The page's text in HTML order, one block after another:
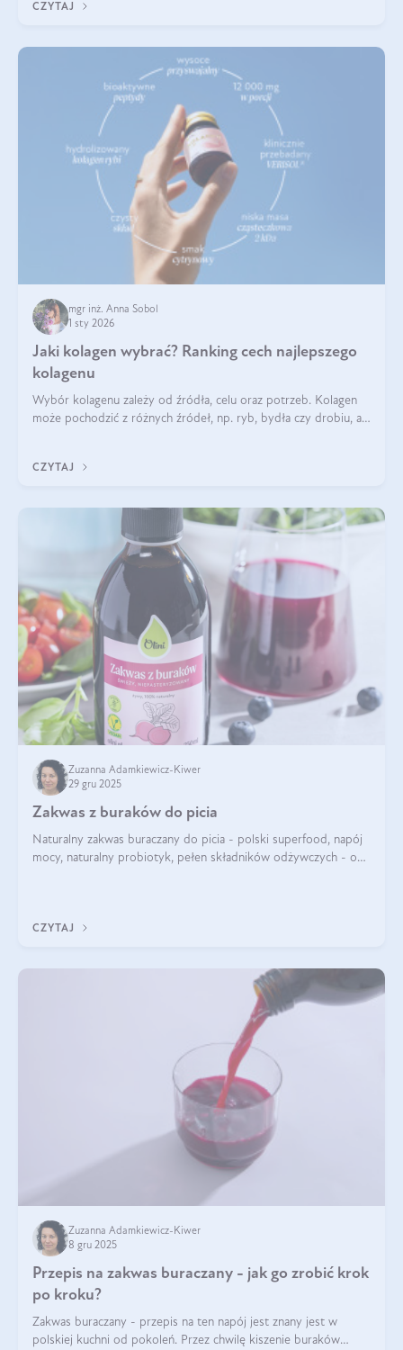
CZYTAJ
mgr inż. Anna Sobol
1 sty 2026
Jaki kolagen wybrać? Ranking cech najlepszego
kolagenu
Wybór kolagenu zależy od źródła, celu oraz potrzeb. Kolagen
może pochodzić z różnych źródeł, np. ryb, bydła czy drobiu, a
bydlęcy.
CZYTAJ
Zuzanna Adamkiewicz-Kiwer
29 gru 2025
Zakwas z buraków do picia
Naturalny zakwas buraczany do picia - polski superfood, napój
mocy, naturalny probiotyk, pełen składników odżywczych - o
CZYTAJ
Zuzanna Adamkiewicz-Kiwer
8 gru 2025
Przepis na zakwas buraczany - jak go zrobić krok
po kroku?
Zakwas buraczany - przepis na ten napój jest znany jest w
polskiej kuchni od pokoleń. Przez chwilę kiszenie buraków